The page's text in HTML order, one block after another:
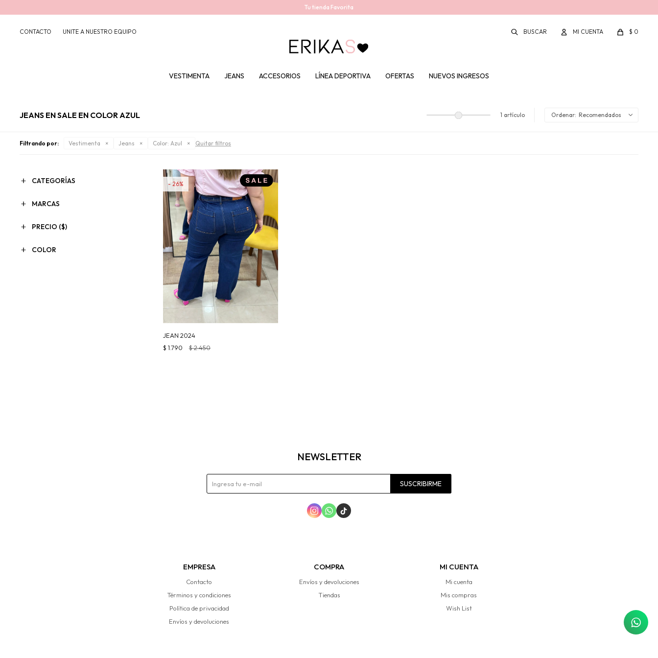
Tu tienda Favorita
VESTIMENTA JEANS ACCESORIOS LÍNEA DEPORTIVA OFERTAS NUEVOS INGRESOS
$ 0
CONTACTO UNITE A NUESTRO EQUIPO
JEANS EN SALE EN COLOR AZUL 1 artículo Recomendados
Filtrando por: Vestimenta Jeans Color: Azul Quitar filtros
JEAN 2024
$ 1.790 $2.450
26
CATEGORÍAS
MARCAS
PRECIO ($)
COLOR
EMPRESA
Contacto
Términos y condiciones
Política de privacidad
Envíos y devoluciones
COMPRA
Envíos y devoluciones
Tiendas
MI CUENTA
Mi cuenta
Mis compras
Wish List
NEWSLETTER
SUSCRIBIRME
  